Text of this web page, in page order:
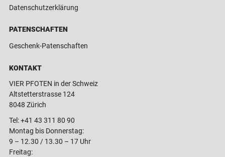
Datenschutzerklärung
PATENSCHAFTEN
Geschenk-Patenschaften
KONTAKT
VIER PFOTEN in der Schweiz
Altstetterstrasse 124
8048 Zürich
Tel:+41 43 311 80 90
Montag bis Donnerstag:
9 – 12.30 / 13.30 – 17 Uhr
Freitag: